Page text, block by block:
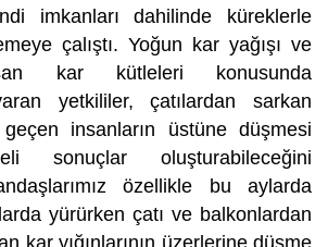
imkanları dahilinde küreklerle
çalıştı. Yoğun kar yağışı ve
kar kütleleri konusunda
yetkililer, çatılardan sarkan
insanların üstüne düşmesi
sonuçlar oluşturabileceğini
özellikle bu aylarda
yürürken çatı ve balkonlardan
kar yığınlarının üzerlerine düşme